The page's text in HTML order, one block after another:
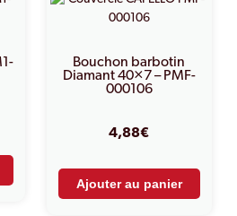
Bouchon barbotin
Diamant 40×7 – PMF-
000106
4,88€
Ajouter au panier